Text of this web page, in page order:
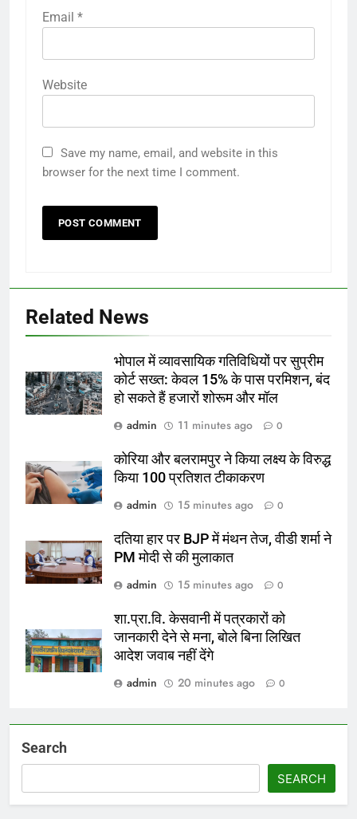
Email *
Website
Save my name, email, and website in this
browser for the next time I comment.
Related News
भोपाल में व्यावसायिक गतिविधियों पर सुप्रीम
कोर्ट सख्त: केवल 15% के पास परमिशन, बंद
हो सकते हैं हजारों शोरूम और मॉल
admin
11 minutes ago 0
कोरिया और बलरामपुर ने किया लक्ष्य के विरुद्ध
किया 100 प्रतिशत टीकाकरण
admin
15 minutes ago 0
दतिया हार पर BJP में मंथन तेज, वीडी शर्मा ने
PM मोदी से की मुलाकात
admin
15 minutes ago 0
शा.प्रा.वि. केसवानी में पत्रकारों को
जानकारी देने से मना, बोले बिना लिखित
आदेश जवाब नहीं देंगे
admin
20 minutes ago 0
Search
SEARCH